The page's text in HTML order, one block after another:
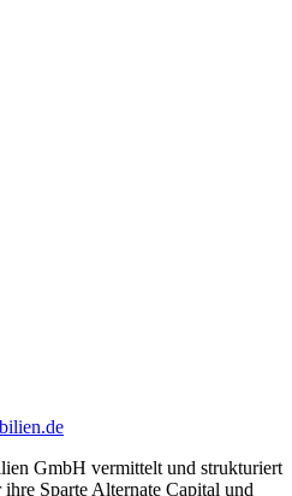
GmbH vermittelt und strukturiert
Sparte Alternate Capital und